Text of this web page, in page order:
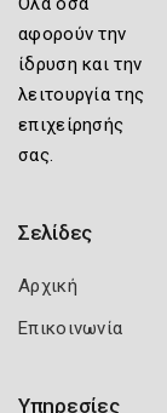
αφορούν την
ίδρυση και την
λειτουργία της
επιχείρησής
σας.
Σελίδες
Αρχική
Επικοινωνία
Υπηρεσίες